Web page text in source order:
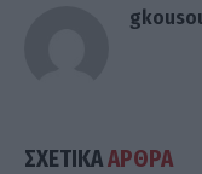
ΣΧΕΤΙΚΑΑΡΘΡΑ